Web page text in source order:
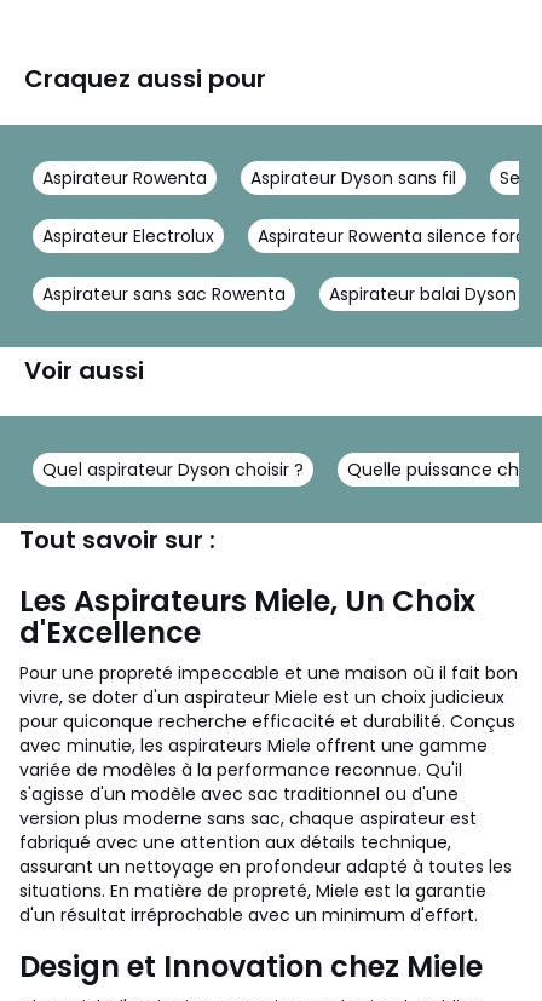
Craquez aussi pour
Aspirateur Rowenta Aspirateur Dyson sans fil
Aspirateur Electrolux Aspirateur Rowenta silence force
Aspirateur sans sac Rowenta Aspirateur balai Dyson
Voir aussi
Quel aspirateur Dyson choisir ? Quelle puissance
Tout savoir sur :
Les Aspirateurs Miele, Un Choix
d'Excellence
Pour une propreté impeccable et une maison où il fait bon
vivre, se doter d'un aspirateur Miele est un choix judicieux
pour quiconque recherche efficacité et durabilité. Conçus
avec minutie, les aspirateurs Miele offrent une gamme
variée de modèles à la performance reconnue. Qu'il
s'agisse d'un modèle avec sac traditionnel ou d'une
version plus moderne sans sac, chaque aspirateur est
fabriqué avec une attention aux détails technique,
assurant un nettoyage en profondeur adapté à toutes les
situations. En matière de propreté, Miele est la garantie
d'un résultat irréprochable avec un minimum d'effort.
Design et Innovation chez Miele